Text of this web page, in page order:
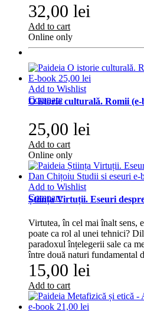
32,00 lei
Add to cart
Online only
Add to Wishlist
Compare
O istorie culturală. Romii (e-
25,00 lei
Add to cart
Online only
Add to Wishlist
Compare
Știința Virtuții. Eseuri
Virtutea, în cel mai înalt sens,
poate ca rol al unei tehnici?
paradoxul înțelegerii sale ca
între două naturi fundamental
15,00 lei
Add to cart